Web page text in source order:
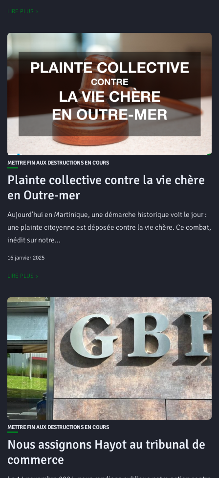
LIRE PLUS
METTRE FIN AUX DESTRUCTIONS EN COURS
Plainte collective contre la vie chère
en Outre-mer
Aujourd’hui en Martinique, une démarche historique voit le jour :
une plainte citoyenne est déposée contre la vie chère. Ce combat,
inédit sur notre...
16 janvier 2025
LIRE PLUS
METTRE FIN AUX DESTRUCTIONS EN COURS
Nous assignons Hayot au tribunal de
commerce